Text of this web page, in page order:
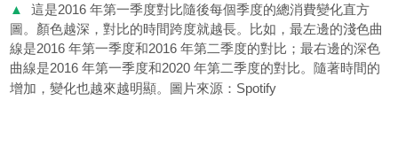
▲
這是2016 年第一季度對比隨後每個季度的總消費變化直方
圖。顏色越深，對比的時間跨度就越長。比如，最左邊的淺色曲
線是2016 年第一季度和2016 年第二季度的對比；最右邊的深色
曲線是2016 年第一季度和2020 年第二季度的對比。隨著時間的
增加，變化也越來越明顯。圖片來源：Spotify